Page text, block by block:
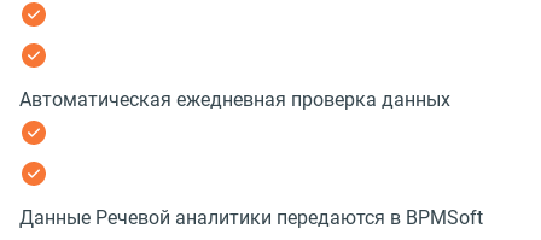
Автоматическая ежедневная проверка данных
Данные Речевой аналитики передаются в BPMSoft